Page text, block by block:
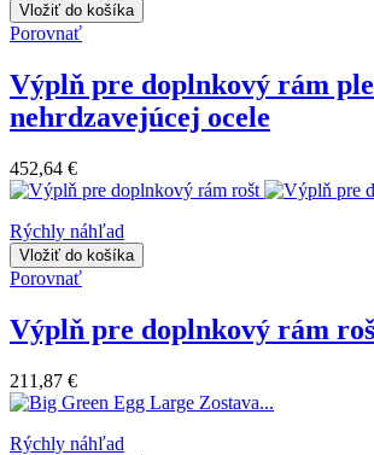
Vložiť do košíka
Porovnať
Výplň pre doplnkový rám
nehrdzavejúcej ocele
452,64 €
Rýchly náhľad
Vložiť do košíka
Porovnať
Výplň pre doplnkový rám
211,87 €
Rýchly náhľad